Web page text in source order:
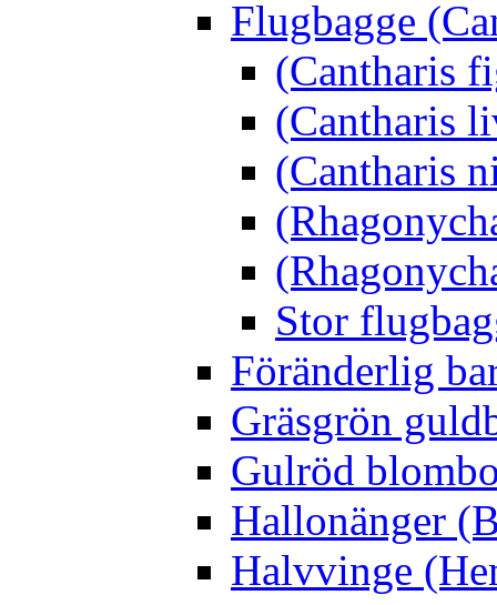
Flugbagge
(Cantharis
(Cantharis
(Cantharis
Stor
Föränderlig
Gräsgrön
Gulröd
Hallonänger
Halvvinge